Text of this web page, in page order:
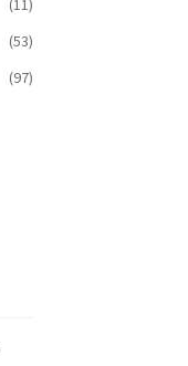
(11)
(53)
(97)